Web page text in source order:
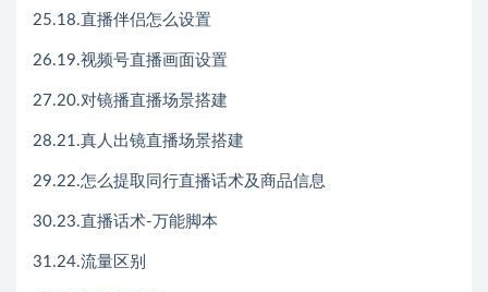
25.18.直播伴侣怎么设置
26.19.视频号直播画面设置
27.20.对镜播直播场景搭建
28.21.真人出镜直播场景搭建
29.22.怎么提取同行直播话术及商品信息
30.23.直播话术-万能脚本
31.24.流量区别